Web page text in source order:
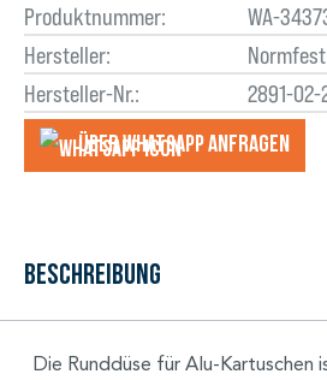
Produktnummer:
WA-
Hersteller:
Hersteller-Nr.:
2891-02-
Über WhatsApp anfragеn
Beschreibung
Die Runddüse für Alu-Kartuschen